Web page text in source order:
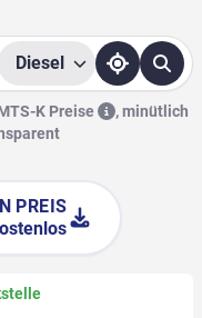
Diesel
K Preise ,minütlich
PREIS